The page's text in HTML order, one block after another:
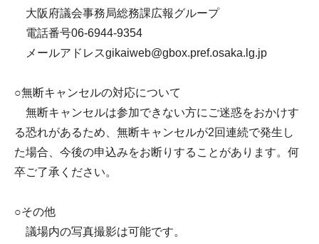
大阪府議会事務局総務課広報グループ
電話番号06-6944-9354
メールアドレスgikaiweb@gbox.pref.osaka.lg.jp
○無断キャンセルの対応について
無断キャンセルは参加できない方にご迷惑をおかけす
る恐れがあるため、無断キャンセルが2回連続で発生し
た場合、今後の申込みをお断りすることがあります。何
卒ご了承ください。
○その他
議場内の写真撮影は可能です。